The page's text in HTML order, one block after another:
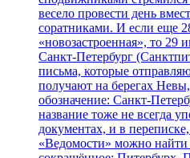
весело провести день
соратниками. И если еще
«новозастроенная», то 29
Санкт-Петербург
письма, которые
получают на берегах
обозначение: Санкт-
название тоже не всегда
документах, и в
«Ведомости» можно найти